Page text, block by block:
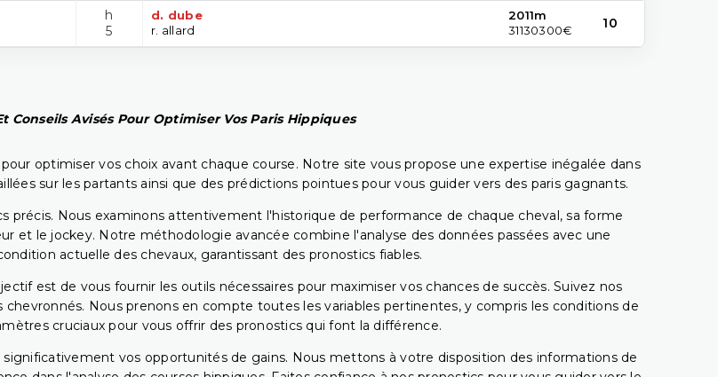
h
5
d. dube
r. allard
2011m
31130300€
10
Conseils Avisés Pour Optimiser Vos Paris Hippiques
optimiser vos choix avant chaque course. Notre site vous propose une expertise inégalée dans
sur les partants ainsi que des prédictions pointues pour vous guider vers des paris gagnants.
précis. Nous examinons attentivement l'historique de performance de chaque cheval, sa forme
et le jockey. Notre méthodologie avancée combine l'analyse des données passées avec une
actuelle des chevaux, garantissant des pronostics fiables.
est de vous fournir les outils nécessaires pour maximiser vos chances de succès. Suivez nos
Nous prenons en compte toutes les variables pertinentes, y compris les conditions de
cruciaux pour vous offrir des pronostics qui font la différence.
vos opportunités de gains. Nous mettons à votre disposition des informations de